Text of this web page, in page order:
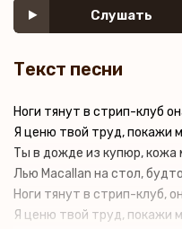
Слушать
Текст песни
Ноги тянут в стрип-клуб
Я ценю твой труд, покажи
Ты в дожде из купюр, кожа
Лью Macallan на стол,
Ноги тянут в стрип-клуб,
Я ценю твой труд, покажи